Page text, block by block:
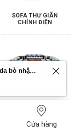
SOFA THƯ GIÃN
CHỈNH ĐIỆN
Cửa hàng
Sofa băng thư giãn cao cấp da bò nhập khẩu Primo U70797HM